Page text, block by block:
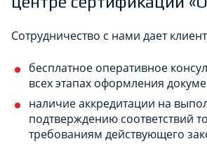
Сотрудничество с нами дает
бесплатное оперативное
всех этапах оформления
наличие аккредитации на
подтверждению соответствий
требованиям действующего